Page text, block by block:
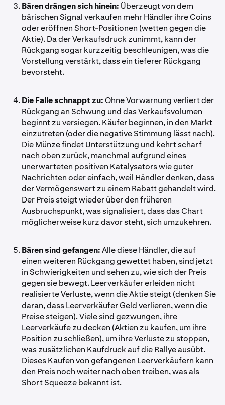
Bären drängen sich hinein: Überzeugt von dem
bärischen Signal verkaufen mehr Händler ihre Coins
oder eröffnen Short-Positionen (wetten gegen die
Aktie). Da der Verkaufsdruck zunimmt, kann der
Rückgang sogar kurzzeitig beschleunigen, was die
Vorstellung verstärkt, dass ein tieferer Rückgang
bevorsteht.
Die Falle schnappt zu:Ohne Vorwarnung verliert der
Rückgang an Schwung und das Verkaufsvolumen
beginnt zu versiegen. Käufer beginnen, in den Markt
einzutreten (oder die negative Stimmung lässt nach).
Die Münze findet Unterstützung und kehrt scharf
nach oben zurück, manchmal aufgrund eines
unerwarteten positiven Katalysators wie guter
Nachrichten oder einfach, weil Händler denken, dass
der Vermögenswert zu einem Rabatt gehandelt wird.
Der Preis steigt wieder über den früheren
Ausbruchspunkt, was signalisiert, dass das Chart
möglicherweise kurz davor steht, sich umzukehren.
Bären sind gefangen:Alle diese Händler, die auf
einen weiteren Rückgang gewettet haben, sind jetzt
in Schwierigkeiten und sehen zu, wie sich der Preis
gegen sie bewegt. Leerverkäufer erleiden nicht
realisierte Verluste, wenn die Aktie steigt (denken Sie
daran, dass Leerverkäufer Geld verlieren, wenn die
Preise steigen). Viele sind gezwungen, ihre
Leerverkäufe zu decken (Aktien zu kaufen, um ihre
Position zu schließen), um ihre Verluste zu stoppen,
was zusätzlichen Kaufdruck auf die Rallye ausübt.
Dieses Kaufen von gefangenen Leerverkäufern kann
den Preis noch weiter nach oben treiben, was als
Short Squeeze bekannt ist.